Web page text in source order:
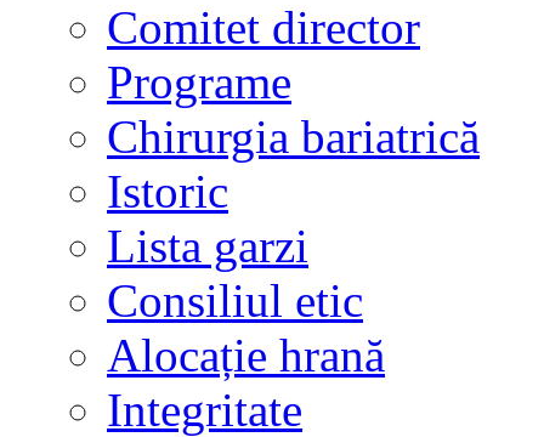
Comitet director
Programe
Chirurgia bariatrică
Istoric
Lista garzi
Consiliul etic
Alocație hrană
Integritate